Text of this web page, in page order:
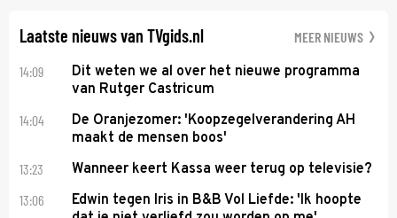
Laatste nieuws van TVgids.nl MEER NIEUWS
14:09
Dit weten we al over het nieuwe programma
van Rutger Castricum
14:04
De Oranjezomer: 'Koopzegelverandering AH
maakt de mensen boos'
13:23 Wanneer keert Kassa weer terug op televisie?
13:06
Edwin tegen Iris in B&B Vol Liefde: 'Ik hoopte